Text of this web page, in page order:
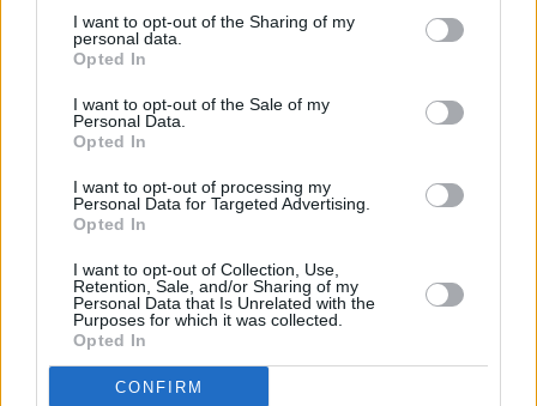
I want to opt-out of the Sharing of my
personal data.
Opted In
I want to opt-out of the Sale of my
Personal Data.
Opted In
I want to opt-out of processing my
Personal Data for Targeted Advertising.
Opted In
I want to opt-out of Collection, Use,
Retention, Sale, and/or Sharing of my
Personal Data that Is Unrelated with the
Purposes for which it was collected.
Opted In
CONFIRM
Προτάσεις για τα Κύπελλα Ευρώπης
Champions League
Ρεάλ Μαδρίτης τηλεθέαση
ΕΙΔΗΣΕΙΣ ΣΗΜΕΡΑ
Βουλγαρία: Μη επανδρωμένο αεροσκάφος